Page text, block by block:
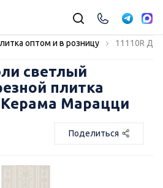
оптом и в розницу 11110R
светлый
плитка
Керама Марацци
Поделиться